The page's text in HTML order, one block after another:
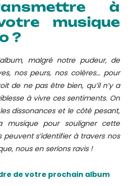
à
musique
?
malgré notre pudeur, de
nos peurs, nos colères… pour
de ne pas être bien, qu’il n’y a
à vivre ces sentiments. On
dissonances et le côté pesant,
musique pour souligner cette
peuvent s’identifier à travers nos
nous en serions ravis !
de votre prochain album